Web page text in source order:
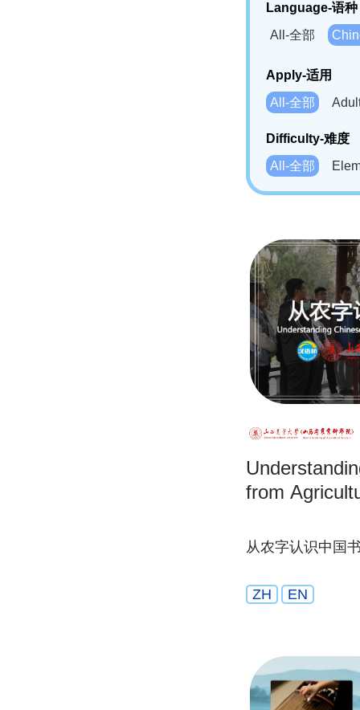
Language-语种
All-全部
Bahasa
Swahili(SW)-
Apply-适用
All-全部
Difficulty-难度
All-全部
from
从农字认识中国
ZH EN